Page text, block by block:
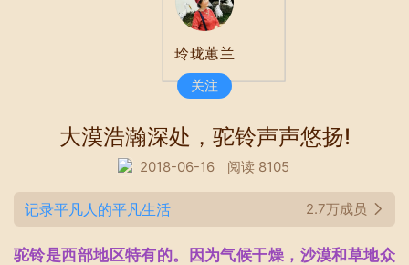
玲珑蕙兰
关注
大漠浩瀚深处，驼铃声声悠扬!
2018-06-16 阅读 8105
记录平凡人的平凡生活 2.7万成员
驼铃是西部地区特有的。因为气候干燥，沙漠和草地众